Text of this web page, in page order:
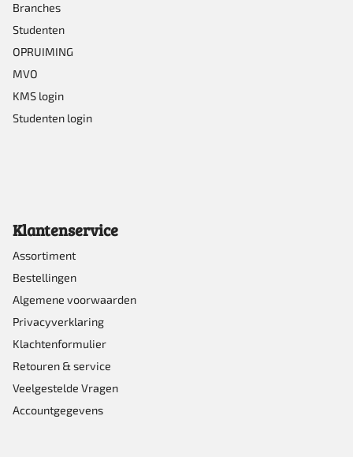
Branches
Studenten
OPRUIMING
MVO
KMS login
Studenten login
Klantenservice
Assortiment
Bestellingen
Algemene voorwaarden
Privacyverklaring
Klachtenformulier
Retouren & service
Veelgestelde Vragen
Accountgegevens